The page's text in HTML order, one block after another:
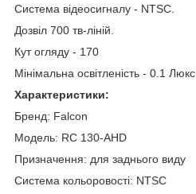
Система відеосигналу - NTSC.
Дозвіл 700 тв-ліній.
Кут огляду - 170
Мінімальна освітленість - 0.1 Люкс.
Характеристики:
Бренд: Falcon
Модель: RC 130-AHD
Призначення: для заднього виду
Система кольоровості: NTSC